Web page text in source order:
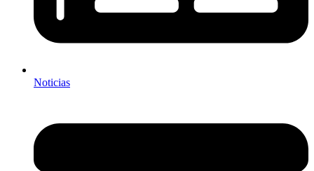
Noticias